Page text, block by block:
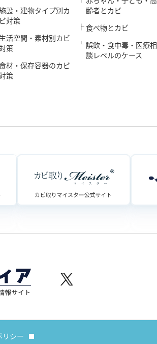
設・建物タイプ別カ
ビ対策
生活空間・素材別カビ
策
材・保存容器のカビ
策
齢者とカビ
食べ物とカビ
誤飲・食中毒・医療相
談レベルのケース
リシー